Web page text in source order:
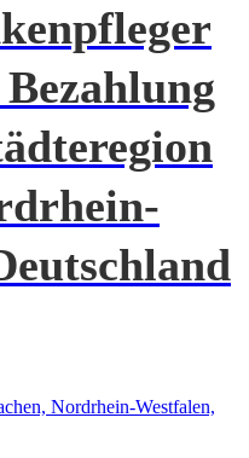
Nordrhein-Westfalen,